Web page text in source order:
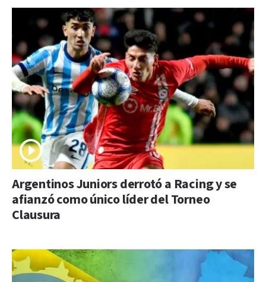
Argentinos Juniors derrotó a Racing y se
afianzó como único líder del Torneo
Clausura